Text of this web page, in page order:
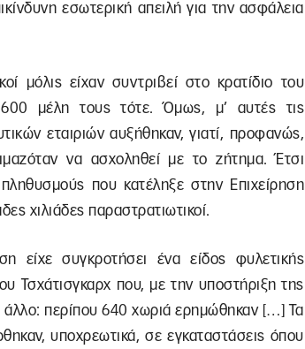
εσωτερική απειλή για την ασφάλεια
μόλις είχαν συντριβεί στο κρατίδιο του
μέλη τους τότε. Όμως, μ’ αυτές τις
εταιριών αυξήθηκαν, γιατί, προφανώς,
να ασχοληθεί με το ζήτημα. Έτσι
που κατέληξε στην Επιχείρηση
χιλιάδες παραστρατιωτικοί.
είχε συγκροτήσει ένα είδος φυλετικής
Τσχάτισγκαρχ που, με την υποστήριξη της
άλλο: περίπου 640 χωριά ερημώθηκαν […] Τα
υποχρεωτικά, σε εγκαταστάσεις όπου